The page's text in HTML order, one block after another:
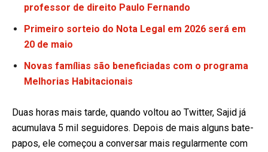
professor de direito Paulo Fernando
Primeiro sorteio do Nota Legal em 2026 será em
20 de maio
Novas famílias são beneficiadas com o programa
Melhorias Habitacionais
Duas horas mais tarde, quando voltou ao Twitter, Sajid já
acumulava 5 mil seguidores. Depois de mais alguns bate-
papos, ele começou a conversar mais regularmente com